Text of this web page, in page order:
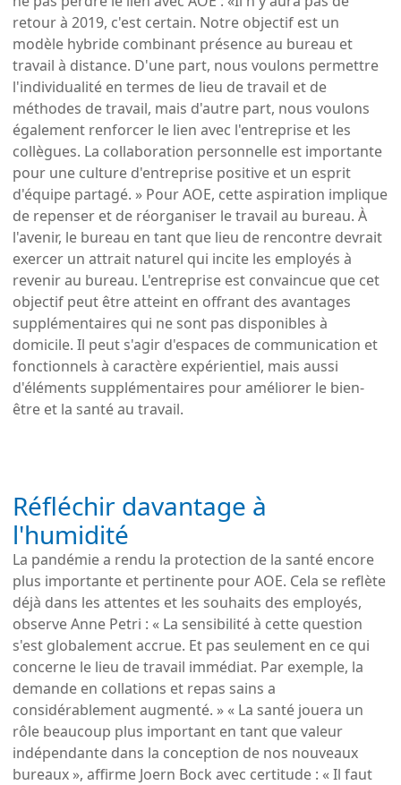
retour à 2019, c'est certain. Notre objectif est un
modèle hybride combinant présence au bureau et
travail à distance. D'une part, nous voulons permettre
l'individualité en termes de lieu de travail et de
méthodes de travail, mais d'autre part, nous voulons
également renforcer le lien avec l'entreprise et les
collègues. La collaboration personnelle est importante
pour une culture d'entreprise positive et un esprit
d'équipe partagé. » Pour AOE, cette aspiration implique
de repenser et de réorganiser le travail au bureau. À
l'avenir, le bureau en tant que lieu de rencontre devrait
exercer un attrait naturel qui incite les employés à
revenir au bureau. L'entreprise est convaincue que cet
objectif peut être atteint en offrant des avantages
supplémentaires qui ne sont pas disponibles à
domicile. Il peut s'agir d'espaces de communication et
fonctionnels à caractère expérientiel, mais aussi
d'éléments supplémentaires pour améliorer le bien-
être et la santé au travail.
Réfléchir davantage à
l'humidité
La pandémie a rendu la protection de la santé encore
plus importante et pertinente pour AOE. Cela se reflète
déjà dans les attentes et les souhaits des employés,
observe Anne Petri : « La sensibilité à cette question
s'est globalement accrue. Et pas seulement en ce qui
concerne le lieu de travail immédiat. Par exemple, la
demande en collations et repas sains a
considérablement augmenté. » « La santé jouera un
rôle beaucoup plus important en tant que valeur
indépendante dans la conception de nos nouveaux
bureaux », affirme Joern Bock avec certitude : « Il faut